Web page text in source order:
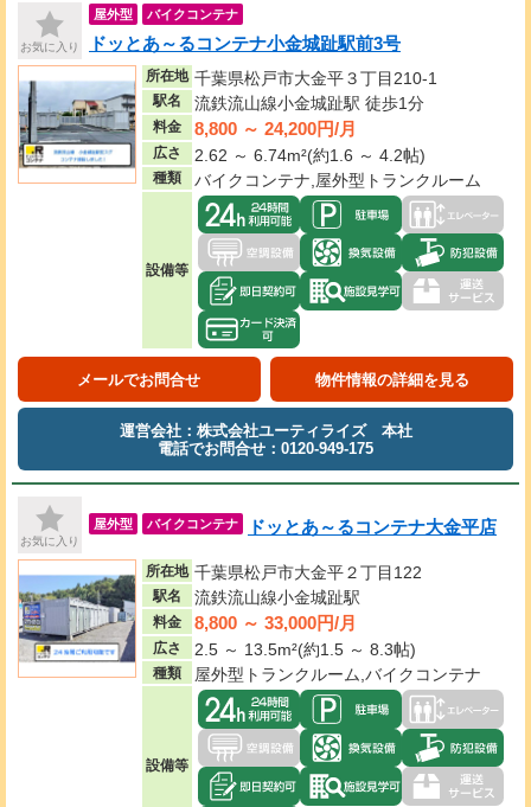
お気に入り
屋外型 バイクコンテナ
ドッとあ～るコンテナ小金城趾駅前3号
所在地 千葉県松戸市大金平３丁目210-1
駅名 流鉄流山線小金城趾駅 徒歩1分
料金 8,800 ～ 24,200円/月
広さ 2.62 ～ 6.74m²(約1.6 ～ 4.2帖)
種類 バイクコンテナ,屋外型トランクルーム
設備等
メールでお問合せ 物件情報の詳細を見る
運営会社：株式会社ユーティライズ 本社
電話でお問合せ：0120-949-175
お気に入り
屋外型 バイクコンテナ ドッとあ～るコンテナ大金平店
所在地 千葉県松戸市大金平２丁目122
駅名 流鉄流山線小金城趾駅
料金 8,800 ～ 33,000円/月
広さ 2.5 ～ 13.5m²(約1.5 ～ 8.3帖)
種類 屋外型トランクルーム,バイクコンテナ
設備等